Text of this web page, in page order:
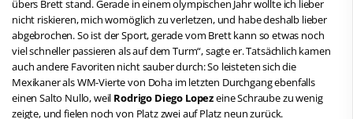
übers Brett stand. Gerade in einem olympischen Jahr wollte ich lieber
nicht riskieren, mich womöglich zu verletzen, und habe deshalb lieber
abgebrochen. So ist der Sport, gerade vom Brett kann so etwas noch
viel schneller passieren als auf dem Turm“, sagte er. Tatsächlich kamen
auch andere Favoriten nicht sauber durch: So leisteten sich die
Mexikaner als WM-Vierte von Doha im letzten Durchgang ebenfalls
einen Salto Nullo, weil Rodrigo Diego Lopezeine Schraube zu wenig
zeigte, und fielen noch von Platz zwei auf Platz neun zurück.